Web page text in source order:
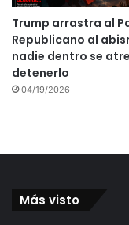
Trump arrastra al
Republicano al
nadie dentro se
detenerlo
04/19/2026
Más visto